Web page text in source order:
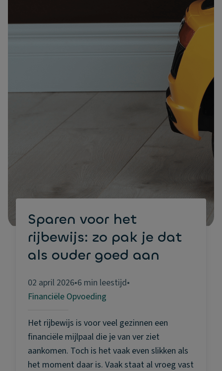
Sparen voor het
rijbewijs: zo pak je dat
als ouder goed aan
02 april 2026•6 min leestijd•
Financiële Opvoeding
Het rijbewijs is voor veel gezinnen een
financiële mijlpaal die je van ver ziet
aankomen. Toch is het vaak even slikken als
het moment daar is. Vaak staat al vroeg vast